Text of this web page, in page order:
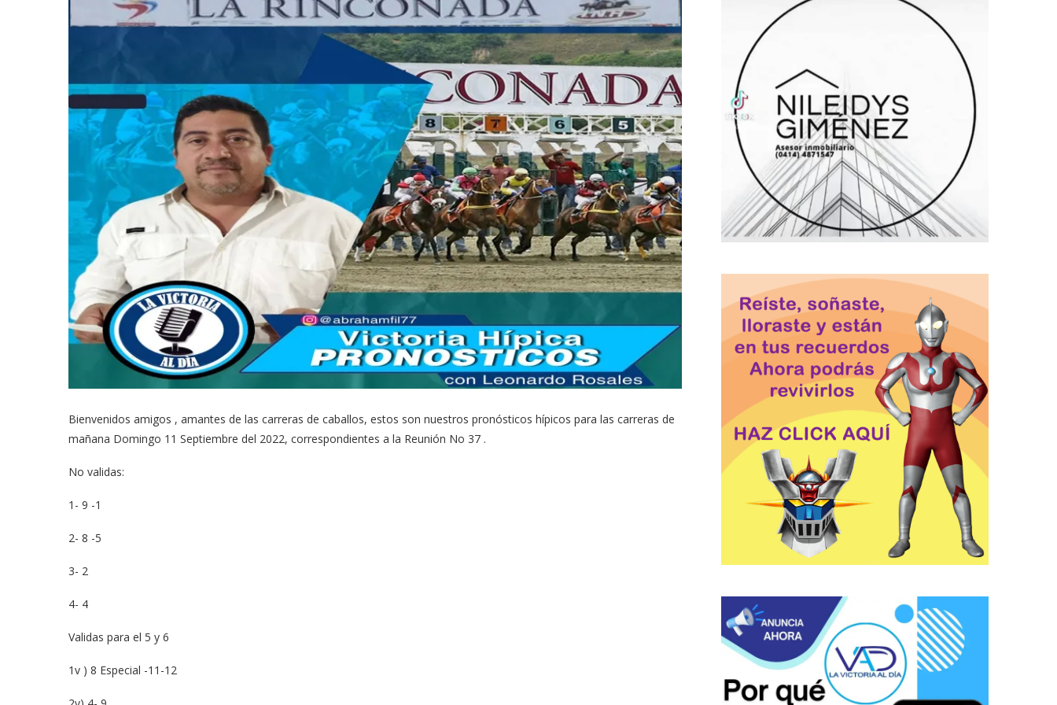
Bienvenidos amigos , amantes de las carreras de caballos, estos son nuestros pronósticos hípicos para las carreras de
mañana Domingo 11 Septiembre del 2022, correspondientes a la Reunión No 37 .
No validas:
1- 9 -1
2- 8 -5
3- 2
4- 4
Validas para el 5 y 6
1v ) 8 Especial -11-12